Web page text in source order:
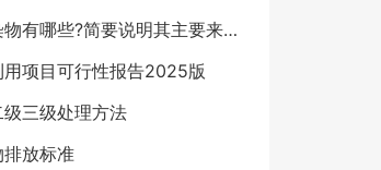
大气中主要污染物有哪些?简要说明其主要来源及危害
项目可行性报告2025版
三级处理方法
放标准